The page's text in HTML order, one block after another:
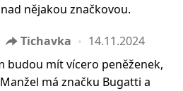
nějakou značkovou.
Tichavka
14.11.2024
budou mít vícero peněženek,
má značku Bugatti a